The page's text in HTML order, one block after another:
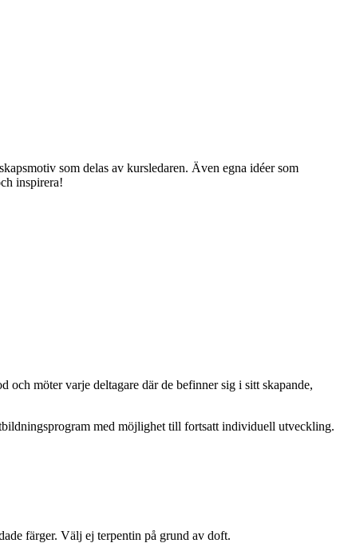
som delas av kursledaren. Även egna idéer som
inspirera!
och möter varje deltagare där de befinner sig i sitt skapande,
med möjlighet till fortsatt individuell utveckling.
färger. Välj ej terpentin på grund av doft.